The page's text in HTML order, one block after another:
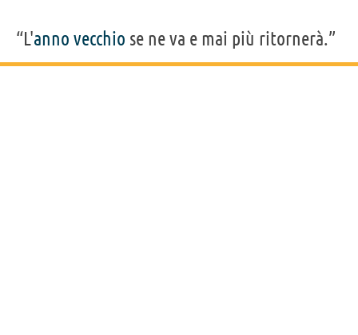
“L'anno vecchio se ne va e mai più ritornerà.”